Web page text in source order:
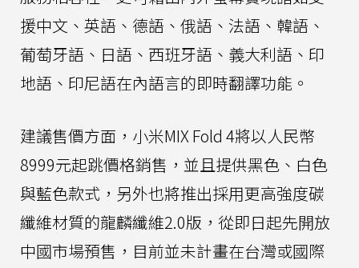
援中文、英語、德語、俄語、法語、韓語、
葡萄牙語、日語、西班牙語、義大利語、印
地語、印尼語在內語言的即時翻譯功能。
建議售價方面，小米MIX Fold 4將以人民幣
8999元起跳價格銷售，並且提供黑色、白色
與藍色款式，另外也將推出採用更高強度碳
纖維材質的龍麟纖維2.0版，從即日起先開放
中國市場預售，目前並未計畫在台灣或國際